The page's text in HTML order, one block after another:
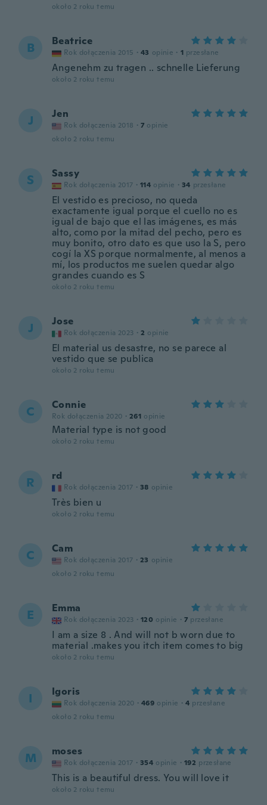
około 2 roku temu
B Beatrice
Rok dołączenia 2015 · 43 opinie · 1 przesłane
Angenehm zu tragen .. schnelle Lieferung
około 2 roku temu
J Jen
Rok dołączenia 2018 · 7 opinie
około 2 roku temu
S Sassy
Rok dołączenia 2017 · 114 opinie · 34 przesłane
El vestido es precioso, no queda
exactamente igual porque el cuello no es
igual de bajo que el las imágenes, es más
alto, como por la mitad del pecho, pero es
muy bonito, otro dato es que uso la S, pero
cogí la XS porque normalmente, al menos a
mí, los productos me suelen quedar algo
grandes cuando es S
około 2 roku temu
J Jose
Rok dołączenia 2023 · 2 opinie
El material us desastre, no se parece al
vestido que se publica
około 2 roku temu
C Connie
Rok dołączenia 2020 · 261 opinie
Material type is not good
około 2 roku temu
R rd
Rok dołączenia 2017 · 38 opinie
Très bien u
około 2 roku temu
C Cam
Rok dołączenia 2017 · 23 opinie
około 2 roku temu
E Emma
Rok dołączenia 2023 · 120 opinie · 7 przesłane
I am a size 8 . And will not b worn due to
material .makes you itch item comes to big
około 2 roku temu
I Igoris
Rok dołączenia 2020 · 469 opinie · 4 przesłane
około 2 roku temu
M moses
Rok dołączenia 2017 · 354 opinie · 192 przesłane
This is a beautiful dress. You will love it
około 2 roku temu